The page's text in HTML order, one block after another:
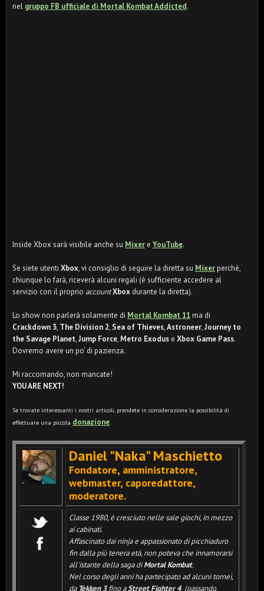
nel gruppo FB ufficiale di Mortal Kombat Addicted.
Inside Xbox sarà visibile anche su Mixer e YouTube.
Se siete utenti Xbox, vi consiglio di seguire la diretta su Mixerperchè,
chiunque lo farà, riceverà alcuni regali (è sufficiente accedere al
servizio con il proprio accountXbox durante la diretta).
Lo show non parlerà solamente di Mortal Kombat 11 ma di
Crackdown 3, The Division 2, Sea of Thieves,Astroneer,Journey to
the Savage Planet,Jump Force, Metro Exodus e Xbox Game Pass.
Dovremo avere un po' di pazienza.
Mi raccomando, non mancate!
YOU ARE NEXT!
Se trovate interessanti i nostri articoli, prendete in considerazione la possibilità di
effettuare una piccola donazione
Daniel "Naka" Maschietto
Fondatore, amministratore,
webmaster, caporedattore,
moderatore.
Classe 1980, è cresciuto nelle sale giochi, in mezzo
ai cabinati.
Affascinato dai ninja e appassionato di picchiaduro
fin dalla più tenera età, non poteva che innamorarsi
all'istante della saga diMortal Kombat.
Nel corso degli anni ha partecipato ad alcuni tornei,
da Tekken 3fino aStreet Fighter 4(passando